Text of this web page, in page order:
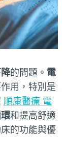
的問題。 電
用，特別是
順康醫療 電
和提高舒適
的功能與優